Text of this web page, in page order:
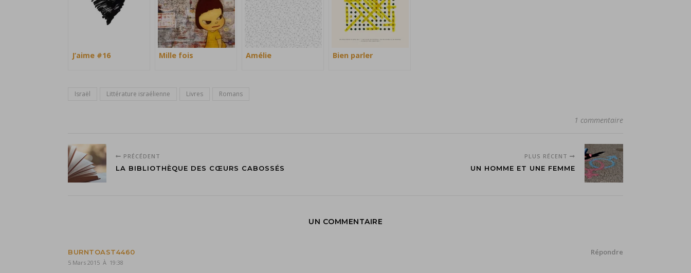
J’aime #16 Mille fois Amélie Bien parler
Israël Littérature israélienne Livres Romans
1 commentaire
PRÉCÉDENT
LA BIBLIOTHÈQUE DES CŒURS CABOSSÉS
PLUS RÉCENT
UN HOMME ET UNE FEMME
UN COMMENTAIRE
BURNTOAST4460
5 Mars 2015 À 19:38
Répondre